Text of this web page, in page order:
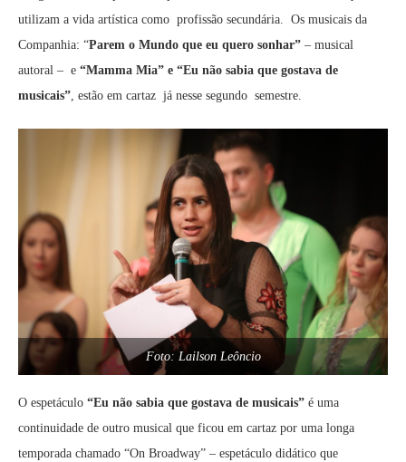
utilizam a vida artística como profissão secundária. Os musicais da
Companhia: “Parem o Mundo que eu quero sonhar” – musical
autoral – e “Mamma Mia” e “Eu não sabia que gostava de
musicais”, estão em cartaz já nesse segundo semestre.
Foto: Lailson Leôncio
O espetáculo “Eu não sabia que gostava de musicais” é uma
continuidade de outro musical que ficou em cartaz por uma longa
temporada chamado “On Broadway” – espetáculo didático que